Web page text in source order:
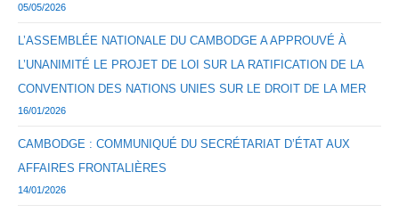
05/05/2026
L’ASSEMBLÉE NATIONALE DU CAMBODGE A APPROUVÉ À
L’UNANIMITÉ LE PROJET DE LOI SUR LA RATIFICATION DE LA
CONVENTION DES NATIONS UNIES SUR LE DROIT DE LA MER
16/01/2026
CAMBODGE : COMMUNIQUÉ DU SECRÉTARIAT D’ÉTAT AUX
AFFAIRES FRONTALIÈRES
14/01/2026